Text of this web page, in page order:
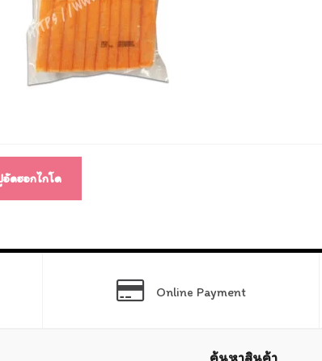
ดฮอกไกโด
Online Payment
ค้นหาสินค้า